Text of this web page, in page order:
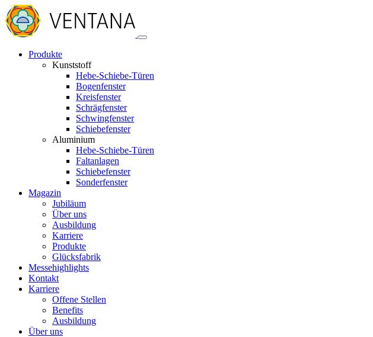
Produkte
Kunststoff
Hebe-Schiebe-Türen
Bogenfenster
Kreisfenster
Schrägfenster
Schwingfenster
Schiebefenster
Aluminium
Hebe-Schiebe-Türen
Faltanlagen
Schiebefenster
Sonderfenster
Magazin
Jubiläum
Über uns
Ausbildung
Karriere
Produkte
Glücksfabrik
Messehighlights
Kontakt
Karriere
Offene Stellen
Benefits
Ausbildung
Über uns